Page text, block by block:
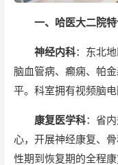
一、哈医大二院
神经内科：东北
脑血管病、癫痫、帕
平。科室拥有视频脑
康复医学科：省
心，开展神经康复、
性期到恢复期的全程康